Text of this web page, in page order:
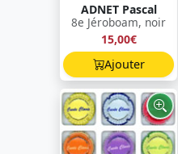
ADNET Pascal
8e Jéroboam, noir
15,00€
Ajouter